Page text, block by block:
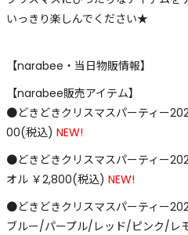
いっきり楽しんでください★
【narabee・当日物販情報】
【narabee販売アイテム】
●どきどきクリスマスパーティー
00(税込) NEW!
●どきどきクリスマスパーティー
オル ￥2,800(税込) NEW!
●どきどきクリスマスパーティー
ブルー/パープル/レッド/ピンク/レ